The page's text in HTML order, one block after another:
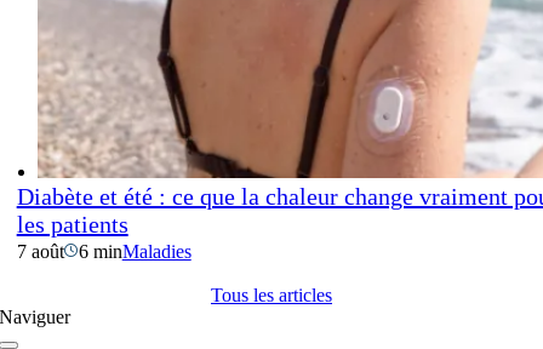
Diabète et été : ce que la chaleur change vraiment
les patients
7 août 6 minMaladies
Tous les articles
Naviguer